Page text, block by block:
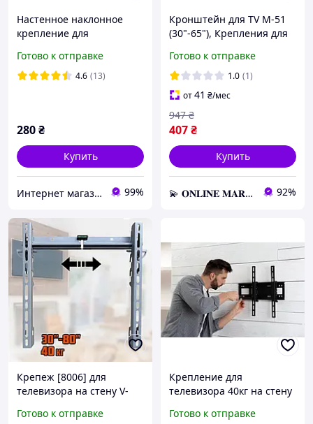
Настенное наклонное
крепление для
14"-42" Черный
кронштейн Крепеж ТВ
Готово к отправке
4.6 (13)
280₴
Купить
Интернет магазин "Техника" 99%
Кронштейн для TV M-51
(30"-65"), Крепления для
крепление на стену
Готово к отправке
1.0 (1)
от41 ₴/мес
407₴
947 ₴
Купить
💫 𝐎𝐍𝐋𝐈𝐍𝐄 𝐌𝐀𝐑𝐊𝐄𝐓 💫 – Актуальные товары по самым выгодным ценам! 92%
Крепеж [8006] для
телевизора на стену V-
кронштейн для
Готово к отправке
Крепление для
телевизора 40кг на стену
крепление монитора
Готово к отправке